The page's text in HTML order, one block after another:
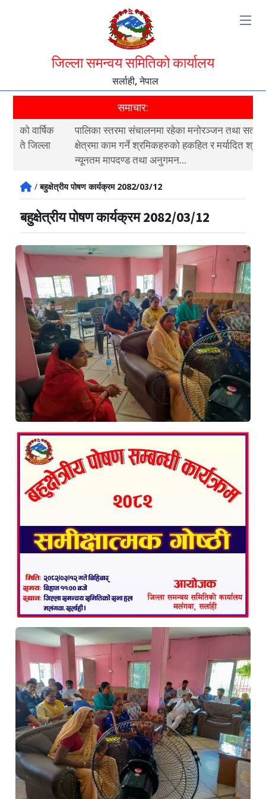
जिल्ला समन्वय समितिको कार्यालय
सर्लाही, नेपाल
समाचार:
पालिका स्तरमा संचालनमा रहेका मनोरञ्जन तथा सत्कार सेवा
क्षेत्रमा काम गर्ने श्रमिकहरुको हकहित र मर्यादित श्रम सम्बन्धी
न्यूनतम मापदण्ड तथा अनुगमन...
/बहुक्षेत्रीय पोषण कार्यक्रम 2082/03/12
बहुक्षेत्रीय पोषण कार्यक्रम 2082/03/12